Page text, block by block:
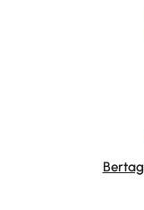
Durchschnittliche